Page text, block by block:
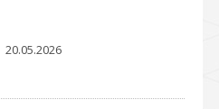
20.05.2026